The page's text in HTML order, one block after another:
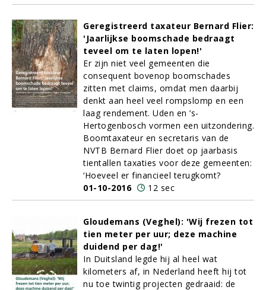
Geregistreerd taxateur Bernard Flier:
'Jaarlijkse boomschade bedraagt
teveel om te laten lopen!'
Er zijn niet veel gemeenten die
consequent bovenop boomschades
zitten met claims, omdat men daarbij
denkt aan heel veel rompslomp en een
laag rendement. Uden en ’s-
Hertogenbosch vormen een uitzondering.
Boomtaxateur en secretaris van de
NVTB Bernard Flier doet op jaarbasis
tientallen taxaties voor deze gemeenten:
‘Hoeveel er financieel terugkomt?
01-10-2016
12 sec
Gloudemans (Veghel): 'Wij frezen tot
tien meter per uur; deze machine
duidend per dag!'
In Duitsland legde hij al heel wat
kilometers af, in Nederland heeft hij tot
nu toe twintig projecten gedraaid: de